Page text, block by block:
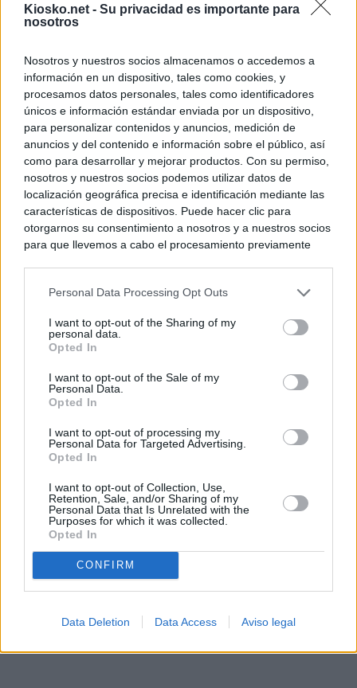
Kiosko.net - Su privacidad es importante para
nosotros
Nosotros y nuestros socios almacenamos o accedemos a
información en un dispositivo, tales como cookies, y
procesamos datos personales, tales como identificadores
únicos e información estándar enviada por un dispositivo,
para personalizar contenidos y anuncios, medición de
anuncios y del contenido e información sobre el público, así
como para desarrollar y mejorar productos. Con su permiso,
nosotros y nuestros socios podemos utilizar datos de
localización geográfica precisa e identificación mediante las
características de dispositivos. Puede hacer clic para
otorgarnos su consentimiento a nosotros y a nuestros socios
para que llevemos a cabo el procesamiento previamente
negar su consentimiento. Tenga en cuenta que algún
de su consentimiento, pero usted tiene el derecho de
rechazar tal procesamiento. Sus preferencias se aplicarán
cualquier momento entrando de nuevo en este sitio web o
visitando nuestra política de privacidad.
Personal Data Processing Opt Outs
I want to opt-out of the Sharing of my
personal data.
Opted In
I want to opt-out of the Sale of my
Personal Data.
Opted In
I want to opt-out of processing my
Personal Data for Targeted Advertising.
Opted In
I want to opt-out of Collection, Use,
Retention, Sale, and/or Sharing of my
Personal Data that Is Unrelated with the
Purposes for which it was collected.
Opted In
CONFIRM
Data Deletion Data Access Aviso legal